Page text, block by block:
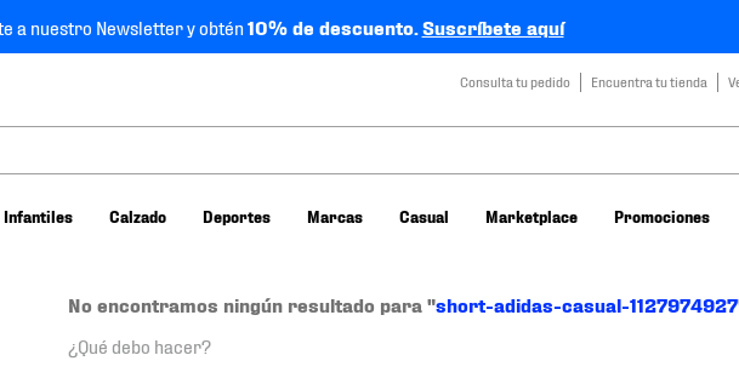
a nuestro Newsletter y obtén10% de descuento.Suscríbete aquí
Consulta tu pedido Encuentra tu tienda
Infantiles Calzado Deportes Marcas Casual Marketplace Promociones
No encontramos ningún resultado para "short-adidas-casual-1127974927
¿Qué debo hacer?